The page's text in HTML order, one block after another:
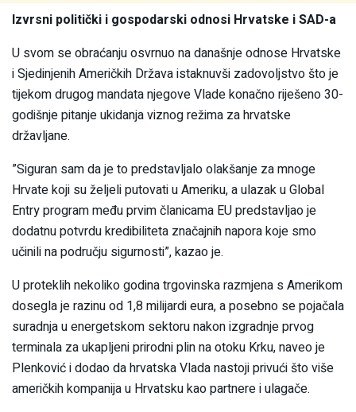
Izvrsni politički i gospodarski odnosi Hrvatske i SAD-a
U svom se obraćanju osvrnuo na današnje odnose Hrvatske
i Sjedinjenih Američkih Država istaknuvši zadovoljstvo što je
tijekom drugog mandata njegove Vlade konačno riješeno 30-
godišnje pitanje ukidanja viznog režima za hrvatske
državljane.
”Siguran sam da je to predstavljalo olakšanje za mnoge
Hrvate koji su željeli putovati u Ameriku, a ulazak u Global
Entry program među prvim članicama EU predstavljao je
dodatnu potvrdu kredibiliteta značajnih napora koje smo
učinili na području sigurnosti”, kazao je.
U proteklih nekoliko godina trgovinska razmjena s Amerikom
dosegla je razinu od 1,8 milijardi eura, a posebno se pojačala
suradnja u energetskom sektoru nakon izgradnje prvog
terminala za ukapljeni prirodni plin na otoku Krku, naveo je
Plenković i dodao da hrvatska Vlada nastoji privući što više
američkih kompanija u Hrvatsku kao partnere i ulagače.